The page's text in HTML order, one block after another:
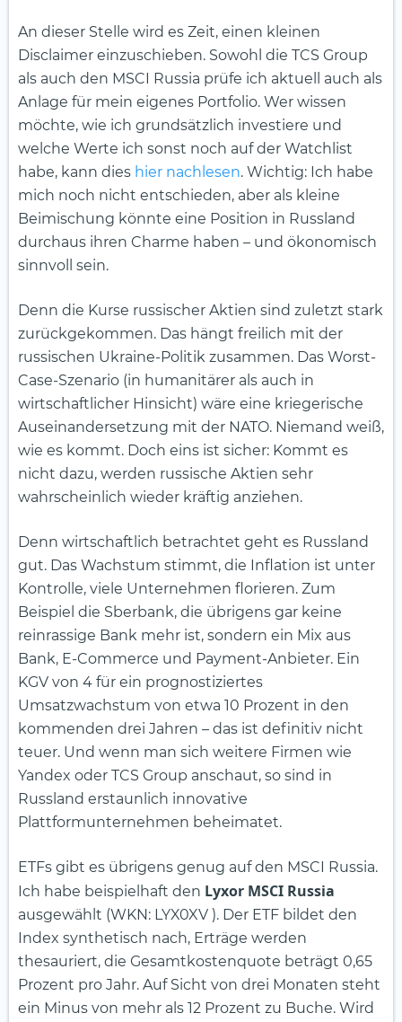
An dieser Stelle wird es Zeit, einen kleinen
Disclaimer einzuschieben. Sowohl die TCS Group
als auch den MSCI Russia prüfe ich aktuell auch als
Anlage für mein eigenes Portfolio. Wer wissen
möchte, wie ich grundsätzlich investiere und
welche Werte ich sonst noch auf der Watchlist
habe, kann dies hier nachlesen. Wichtig: Ich habe
mich noch nicht entschieden, aber als kleine
Beimischung könnte eine Position in Russland
durchaus ihren Charme haben – und ökonomisch
sinnvoll sein.
Denn die Kurse russischer Aktien sind zuletzt stark
zurückgekommen. Das hängt freilich mit der
russischen Ukraine-Politik zusammen. Das Worst-
Case-Szenario (in humanitärer als auch in
wirtschaftlicher Hinsicht) wäre eine kriegerische
Auseinandersetzung mit der NATO. Niemand weiß,
wie es kommt. Doch eins ist sicher: Kommt es
nicht dazu, werden russische Aktien sehr
wahrscheinlich wieder kräftig anziehen.
Denn wirtschaftlich betrachtet geht es Russland
gut. Das Wachstum stimmt, die Inflation ist unter
Kontrolle, viele Unternehmen florieren. Zum
Beispiel die Sberbank, die übrigens gar keine
reinrassige Bank mehr ist, sondern ein Mix aus
Bank, E-Commerce und Payment-Anbieter. Ein
KGV von 4 für ein prognostiziertes
Umsatzwachstum von etwa 10 Prozent in den
kommenden drei Jahren – das ist definitiv nicht
teuer. Und wenn man sich weitere Firmen wie
Yandex oder TCS Group anschaut, so sind in
Russland erstaunlich innovative
Plattformunternehmen beheimatet.
ETFs gibt es übrigens genug auf den MSCI Russia.
Ich habe beispielhaft den Lyxor MSCI Russia
ausgewählt (WKN: LYX0XV ). Der ETF bildet den
Index synthetisch nach, Erträge werden
thesauriert, die Gesamtkostenquote beträgt 0,65
Prozent pro Jahr. Auf Sicht von drei Monaten steht
ein Minus von mehr als 12 Prozent zu Buche. Wird